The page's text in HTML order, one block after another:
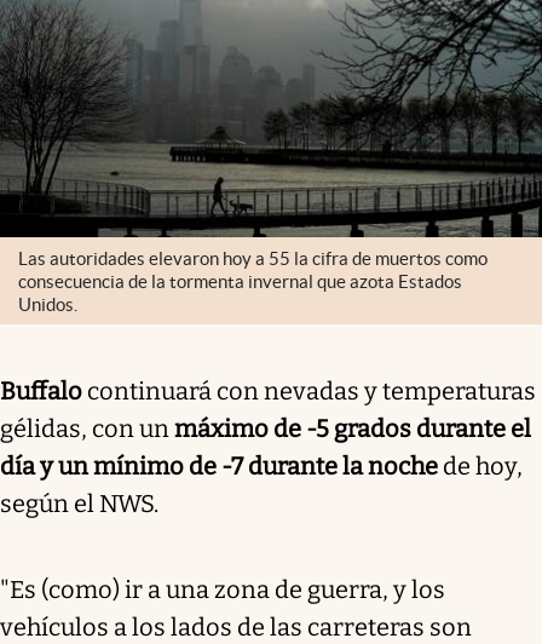
Las autoridades elevaron hoy a 55 la cifra de muertos como
consecuencia de la tormenta invernal que azota Estados
Unidos.
Buffalo continuará con nevadas y temperaturas
gélidas, con unmáximo de -5 grados durante el
día y un mínimo de -7 durante la noche de hoy,
según el NWS.
"Es (como) ir a una zona de guerra, y los
vehículos a los lados de las carreteras son